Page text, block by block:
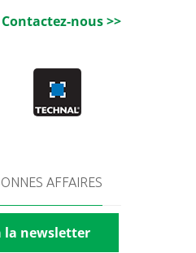
Contactez-nous >>
AFFAIRES
la newsletter